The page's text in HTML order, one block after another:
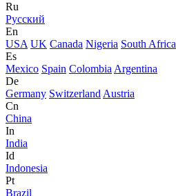
Ru
Русский
En
USA UK Canada Nigeria South Africa
Es
Mexico Spain Colombia Argentina
De
Germany Switzerland Austria
Cn
China
In
India
Id
Indonesia
Pt
Brazil